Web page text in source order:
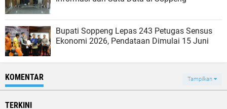
Bupati Soppeng Lepas 243 Petugas Sensus
Ekonomi 2026, Pendataan Dimulai 15 Juni
KOMENTAR Tampilkan
TERKINI